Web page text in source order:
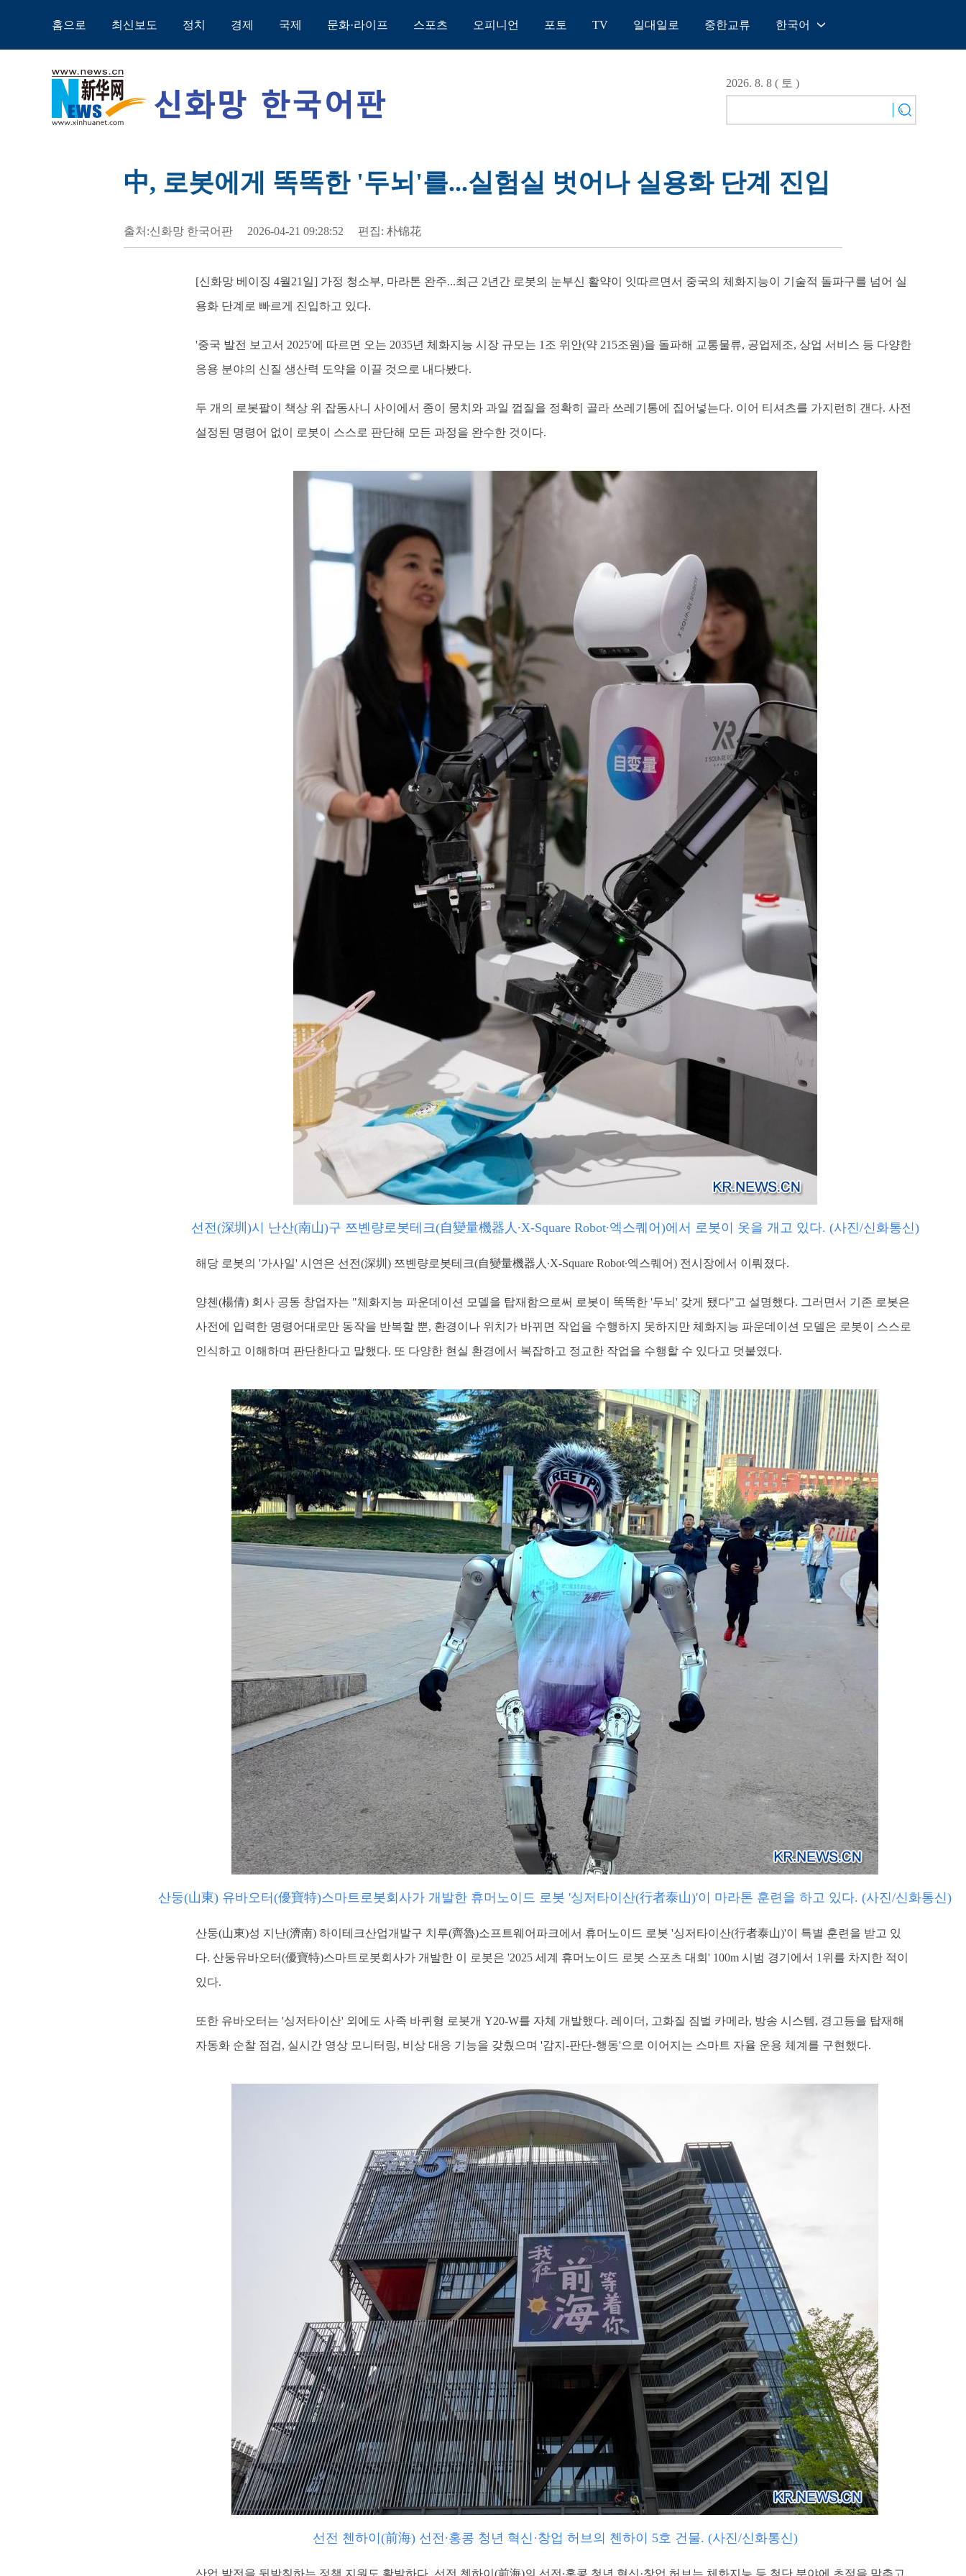
홈으로 최신보도 정치 경제 국제 문화·라이프 스포츠 오피니언 포토 TV 일대일로 중한교류 한국어
English
Español
日本語
2026. 8. 8 ( 토 )
中, 로봇에게 똑똑한 '두뇌'를...실험실 벗어나 실용화 단계 진입
출처:신화망 한국어판 2026-04-21 09:28:52 편집: 朴锦花
[신화망 베이징 4월21일] 가정 청소부, 마라톤 완주...최근 2년간 로봇의 눈부신 활약이 잇따르면서 중국의 체화지능이 기술적 돌파구를 넘어 실
용화 단계로 빠르게 진입하고 있다.
'중국 발전 보고서 2025'에 따르면 오는 2035년 체화지능 시장 규모는 1조 위안(약 215조원)을 돌파해 교통물류, 공업제조, 상업 서비스 등 다양한
응용 분야의 신질 생산력 도약을 이끌 것으로 내다봤다.
두 개의 로봇팔이 책상 위 잡동사니 사이에서 종이 뭉치와 과일 껍질을 정확히 골라 쓰레기통에 집어넣는다. 이어 티셔츠를 가지런히 갠다. 사전
설정된 명령어 없이 로봇이 스스로 판단해 모든 과정을 완수한 것이다.
선전(深圳)시 난산(南山)구 쯔볜량로봇테크(自變量機器人∙X-Square Robot∙엑스퀘어)에서 로봇이 옷을 개고 있다. (사진/신화통신)
해당 로봇의 '가사일' 시연은 선전(深圳) 쯔볜량로봇테크(自變量機器人∙X-Square Robot∙엑스퀘어) 전시장에서 이뤄졌다.
양첸(楊倩) 회사 공동 창업자는 "체화지능 파운데이션 모델을 탑재함으로써 로봇이 똑똑한 '두뇌' 갖게 됐다"고 설명했다. 그러면서 기존 로봇은
사전에 입력한 명령어대로만 동작을 반복할 뿐, 환경이나 위치가 바뀌면 작업을 수행하지 못하지만 체화지능 파운데이션 모델은 로봇이 스스로
인식하고 이해하며 판단한다고 말했다. 또 다양한 현실 환경에서 복잡하고 정교한 작업을 수행할 수 있다고 덧붙였다.
산둥(山東) 유바오터(優寶特)스마트로봇회사가 개발한 휴머노이드 로봇 '싱저타이산(行者泰山)'이 마라톤 훈련을 하고 있다. (사진/신화통신)
산둥(山東)성 지난(濟南) 하이테크산업개발구 치루(齊魯)소프트웨어파크에서 휴머노이드 로봇 '싱저타이산(行者泰山)'이 특별 훈련을 받고 있
다. 산둥유바오터(優寶特)스마트로봇회사가 개발한 이 로봇은 '2025 세계 휴머노이드 로봇 스포츠 대회' 100m 시범 경기에서 1위를 차지한 적이
있다.
또한 유바오터는 '싱저타이산' 외에도 사족 바퀴형 로봇개 Y20-W를 자체 개발했다. 레이더, 고화질 짐벌 카메라, 방송 시스템, 경고등을 탑재해
자동화 순찰 점검, 실시간 영상 모니터링, 비상 대응 기능을 갖췄으며 '감지-판단-행동'으로 이어지는 스마트 자율 운용 체계를 구현했다.
선전 첸하이(前海) 선전∙홍콩 청년 혁신·창업 허브의 첸하이 5호 건물. (사진/신화통신)
산업 발전을 뒷받침하는 정책 지원도 활발하다. 선전 첸하이(前海)의 선전∙홍콩 청년 혁신·창업 허브는 체화지능 등 첨단 분야에 초점을 맞추고